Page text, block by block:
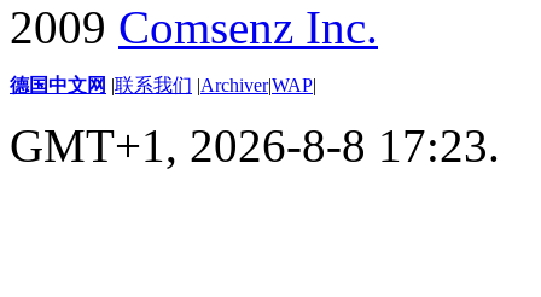
2009 Comsenz Inc.
德国中文网 |联系我们 |Archiver|WAP|
GMT+1, 2026-8-8 17:23.